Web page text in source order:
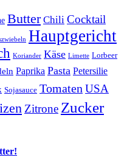
Butter Chili Cocktail
Hauptgericht
Koriander Käse Limette Lorbeer
Paprika Pasta Petersilie
Sojasauce Tomaten USA
Zitrone Zucker